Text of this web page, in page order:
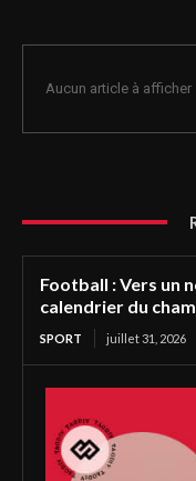
Aucun article à afficher
Football : Vers un
calendrier du
SPORT juillet 31, 2026